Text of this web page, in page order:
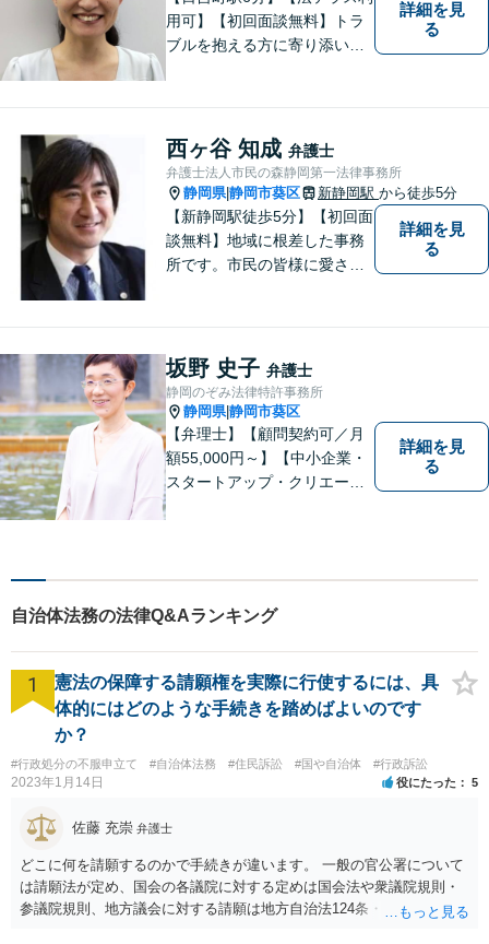
用可】【初回面談無料】トラ
ブルを抱える方に寄り添い、
詳細を見
る
西ヶ谷 知成 弁護士
弁護士法人市民の森静岡第一法律事務所
静岡県|静岡市葵区 新静岡駅 から徒歩5分
【新静岡駅徒歩5分】【初回面
談無料】地域に根差した事務
所です。市民の皆様に愛され
軽にご連絡ください。
詳細を見
る
坂野 史子 弁護士
静岡のぞみ法律特許事務所
静岡県|静岡市葵区
【弁理士】【顧問契約可／月
額55,000円～】【中小企業・
スタートアップ・クリエータ
標、著作権、不正競争防止法
ーガルフォースの高精度契約
書チェック」
詳細を見
る
自治体法務の法律Q&Aランキング
1
憲法の保障する請願権を実際に行使するには、具
体的にはどのような手続きを踏めばよいのです
か？
#行政処分の不服申立て #自治体法務 #住民訴訟 #国や自治体 #行政訴訟
2023年1月14日 役にたった 5
佐藤 充崇 弁護士
どこに何を請願するのかで手続きが違います。 一般の官公署について
は請願法が定め、国会の各議院に対する定めは国会法や衆議院規則・
参議院規則、地方議会に対する請願は地方自治法124条・125条が定め